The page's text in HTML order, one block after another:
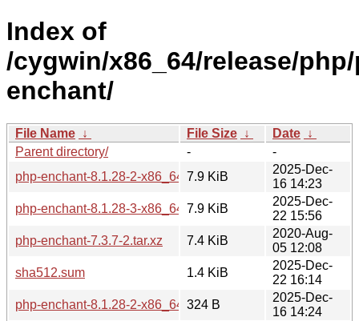
Index of
/cygwin/x86_64/release/
enchant/
File Name ↓ File Size ↓ Date ↓
Parent directory/
-
-
php-enchant-8.1.28-2-x86_64.tar.xz
7.9 KiB
2025-Dec-
16 14:23
php-enchant-8.1.28-3-x86_64.tar.xz
7.9 KiB
2025-Dec-
22 15:56
php-enchant-7.3.7-2.tar.xz
7.4 KiB
2020-Aug-
05 12:08
sha512.sum
1.4 KiB
2025-Dec-
22 16:14
php-enchant-8.1.28-2-x86_64.hint
324 B
2025-Dec-
16 14:24